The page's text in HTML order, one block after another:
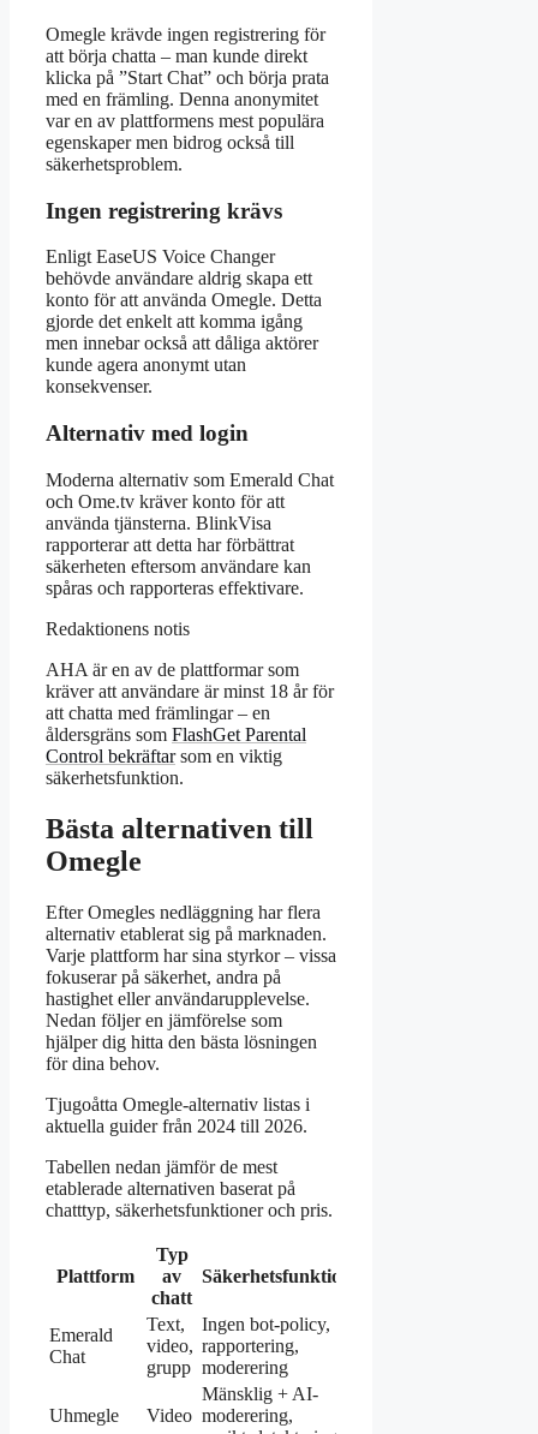
Omegle krävde ingen registrering för
att börja chatta – man kunde direkt
klicka på ”Start Chat” och börja prata
med en främling. Denna anonymitet
var en av plattformens mest populära
egenskaper men bidrog också till
säkerhetsproblem.
Ingen registrering krävs
Enligt EaseUS Voice Changer
behövde användare aldrig skapa ett
konto för att använda Omegle. Detta
gjorde det enkelt att komma igång
men innebar också att dåliga aktörer
kunde agera anonymt utan
konsekvenser.
Alternativ med login
Moderna alternativ som Emerald Chat
och Ome.tv kräver konto för att
använda tjänsterna. BlinkVisa
rapporterar att detta har förbättrat
säkerheten eftersom användare kan
spåras och rapporteras effektivare.
Redaktionens notis
AHA är en av de plattformar som
kräver att användare är minst 18 år för
att chatta med främlingar – en
åldersgräns som FlashGet Parental
Control bekräftarsom en viktig
säkerhetsfunktion.
Bästa alternativen till
Omegle
Efter Omegles nedläggning har flera
alternativ etablerat sig på marknaden.
Varje plattform har sina styrkor – vissa
fokuserar på säkerhet, andra på
hastighet eller användarupplevelse.
Nedan följer en jämförelse som
hjälper dig hitta den bästa lösningen
för dina behov.
Tjugoåtta Omegle-alternativ listas i
aktuella guider från 2024 till 2026.
Tabellen nedan jämför de mest
etablerade alternativen baserat på
chatttyp, säkerhetsfunktioner och pris.
Plattform
Typ
av
chatt
Säkerhetsfunktioner
Emerald
Chat
Text,
video,
grupp
Ingen bot-policy,
rapportering,
moderering
Uhmegle Video
Mänsklig + AI-
moderering,